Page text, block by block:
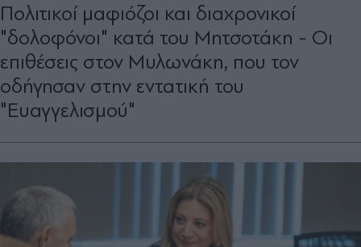
Πολιτικοί µαφιόζοι και διαχρονικοί
"δολοφόνοι" κατά του Μητσοτάκη - Oι
επιθέσεις στον Μυλωνάκη, που τον
οδήγησαν στην εντατική του
"Ευαγγελισμού"